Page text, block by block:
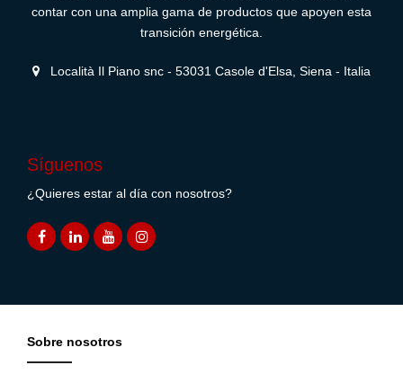
contar con una amplia gama de productos que apoyen esta
transición energética.
Località Il Piano snc - 53031 Casole d'Elsa, Siena - Italia
Síguenos
¿Quieres estar al día con nosotros?
Sobre nosotros